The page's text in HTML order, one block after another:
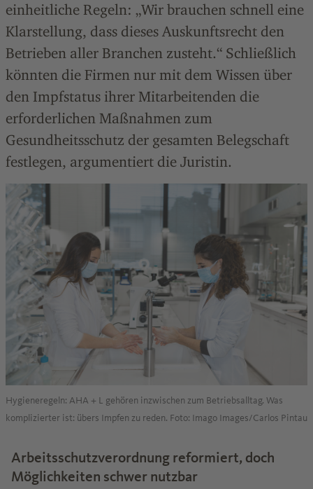
einheitliche Regeln: „Wir brauchen schnell eine
Klarstellung, dass dieses Auskunftsrecht den
Betrieben aller Branchen zusteht.“ Schließlich
könnten die Firmen nur mit dem Wissen über
den Impfstatus ihrer Mitarbeitenden die
erforderlichen Maßnahmen zum
Gesundheitsschutz der gesamten Belegschaft
festlegen, argumentiert die Juristin.
Hygieneregeln: AHA + L gehören inzwischen zum Betriebsalltag. Was
komplizierter ist: übers Impfen zu reden. Foto: Imago Images/Carlos Pintau
Arbeitsschutzverordnung reformiert, doch
Möglichkeiten schwer nutzbar